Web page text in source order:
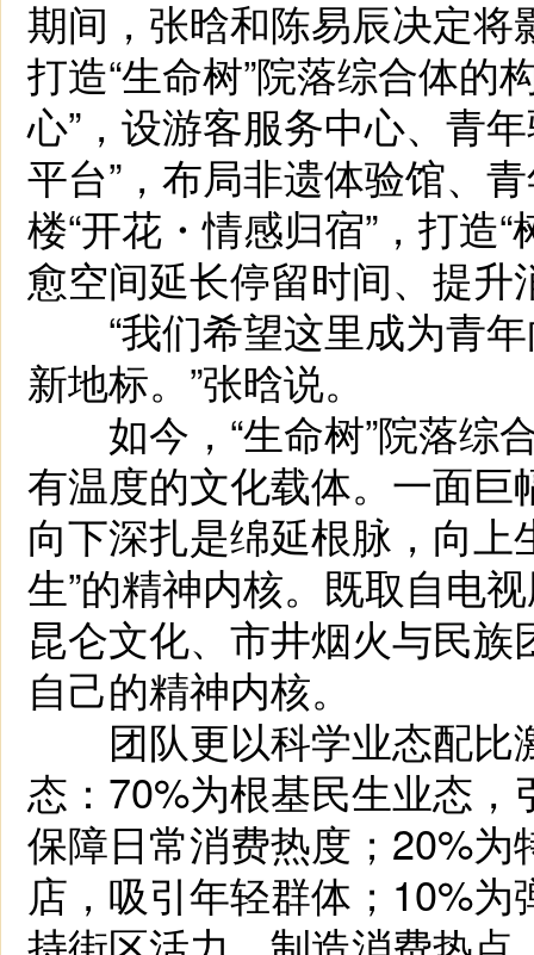
期间，张晗和陈易辰决定
打造“生命树”院落综合体的
心”，设游客服务中心、青
平台”，布局非遗体验馆、
楼“开花・情感归宿”，打造
愈空间延长停留时间、提升
“我们希望这里成为青年
新地标。”张晗说。
如今，“生命树”院落综
有温度的文化载体。一面巨
向下深扎是绵延根脉，向上
生”的精神内核。既取自电
昆仑文化、市井烟火与民
自己的精神内核。
团队更以科学业态配比
态：70%为根基民生业态
保障日常消费热度；20%
店，吸引年轻群体；10%